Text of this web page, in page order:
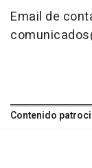
Email de
Contenido